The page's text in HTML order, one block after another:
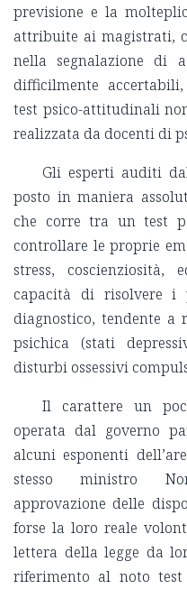
previsione e la
attribuite ai magistrati,
nella segnalazione di
difficilmente
test psico-attitudinali
realizzata da docenti di
Gli esperti auditi
posto in maniera
che corre tra un test
controllare le proprie
stress, coscienziosità,
capacità di risolvere i
diagnostico, tendente
psichica (stati
disturbi ossessivi
Il carattere un
operata dal governo
alcuni esponenti
stesso ministro
approvazione delle
forse la loro reale
lettera della legge da
riferimento al noto